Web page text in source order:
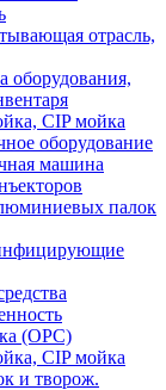
отрасль,
оборудования,
CIP мойка
оборудование
машина
палок
(ОРС)
CIP мойка
и творож.